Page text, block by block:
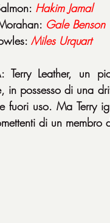
Hakim Jamal
Gale Benson
Miles Urquart
Terry Leather, un
in possesso di una
fuori uso. Ma Terry
di un